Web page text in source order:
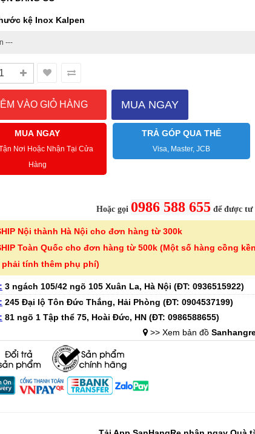
kệ Inox Kalpen
MUA NGAY
MUA NGAY
Nơi Hoặc Nhận Tại Cửa
Hàng
TRẢ GÓP QUA THẺ
Visa, Master, JCB
Hoặc gọi 0986 588 655 để được tư
Nội thành Hà Nội cho đơn hàng từ 300k
Toàn Quốc cho đơn hàng từ 500k (Một số hàng cồng
tính thêm phụ phí)
3 ngách 105/42 ngõ 105 Xuân La, Hà Nội (ĐT: 0936515922)
245 Đại lộ Tôn Đức Thắng, Hải Phòng (ĐT: 0904537199)
81 ngõ 1 Tập thể 75, Hoài Đức, HN (ĐT: 0986588655)
>> Xem bản đồ
Đại Lễ 30/4-01/5: CHÀO HÈ
giảm tới 40% tại Sanhangre
CHÍNH THỨC TỪ
tăng trên toàn quốc,Că..
Để sử dụng máy hút bụi không dây
Bình nước thủy tinh vân
Bộ 6 cốc thủy tinh vân
caro 350ml Seka S..
365.000 ₫
615.000 ₫
Bình hoa thủy tinh dáng
sóng Ombre Seka ..
345.000 ₫
720.000 ₫
689.000 ₫
-32%
tay áo KOSE
135.000 ₫
199.000 ₫
-28%